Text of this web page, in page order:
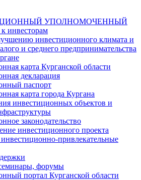
УПОЛНОМОЧЕННЫЙ
инвесторам
инвестиционного климата и
и среднего предпринимательства
карта Курганской области
декларация
паспорт
карта города Кургана
инвестиционных объектов и
законодательство
инвестиционного проекта
привлекательные
форумы
портал Курганской области